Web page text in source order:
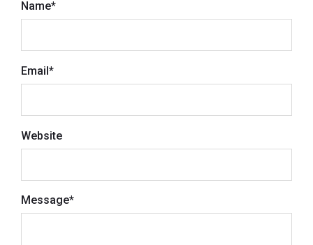
Message*
Name*
Email*
Website